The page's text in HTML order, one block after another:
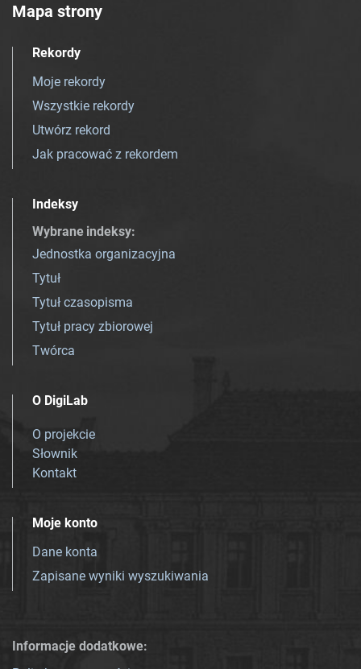
Mapa strony
Rekordy
Moje rekordy
Wszystkie rekordy
Utwórz rekord
Jak pracować z rekordem
Indeksy
Wybrane indeksy:
Jednostka organizacyjna
Tytuł
Tytuł czasopisma
Tytuł pracy zbiorowej
Twórca
O DigiLab
O projekcie
Słownik
Kontakt
Moje konto
Dane konta
Zapisane wyniki wyszukiwania
Informacje dodatkowe: